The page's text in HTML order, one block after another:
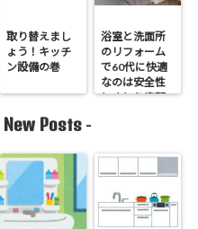
取り替えまし
ょう！キッチ
ン設備の巻
浴室と洗面所
のリフォーム
で60代に快適
なのは安全性
とゆとり空間
New Posts -